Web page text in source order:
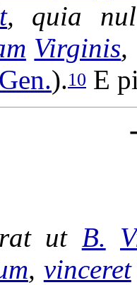
, quia
Virginis,
Gen.).10 E
ut B.
, vinceret